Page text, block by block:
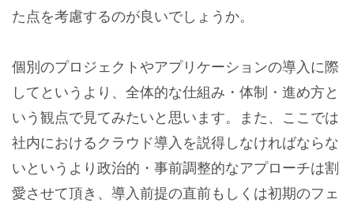
た点を考慮するのが良いでしょうか。
個別のプロジェクトやアプリケーションの導入に際
してというより、全体的な仕組み・体制・進め方と
いう観点で見てみたいと思います。また、ここでは
社内におけるクラウド導入を説得しなければならな
いというより政治的・事前調整的なアプローチは割
愛させて頂き、導入前提の直前もしくは初期のフェ